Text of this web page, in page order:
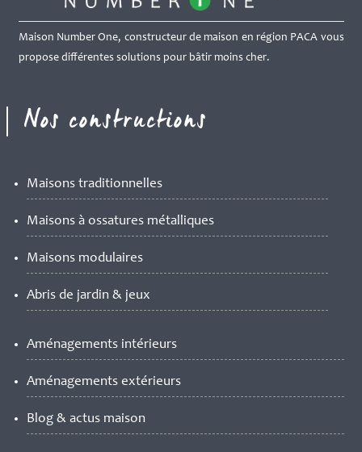
Maison Number One, constructeur de maison en région PACA vous
propose différentes solutions pour bâtir moins cher.
Nos constructions
Maisons traditionnelles
Maisons à ossatures métalliques
Maisons modulaires
Abris de jardin & jeux
Aménagements intérieurs
Aménagements extérieurs
Blog & actus maison